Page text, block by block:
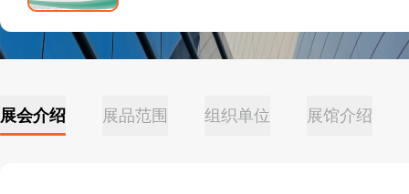
展会介绍 展品范围 组织单位 展馆介绍